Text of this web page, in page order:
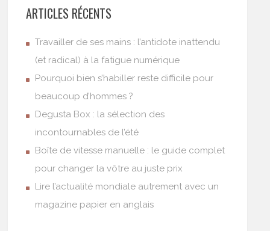
ARTICLES RÉCENTS
Travailler de ses mains : l’antidote inattendu
(et radical) à la fatigue numérique
Pourquoi bien s’habiller reste difficile pour
beaucoup d’hommes ?
Degusta Box : la sélection des
incontournables de l’été
Boîte de vitesse manuelle : le guide complet
pour changer la vôtre au juste prix
Lire l’actualité mondiale autrement avec un
magazine papier en anglais